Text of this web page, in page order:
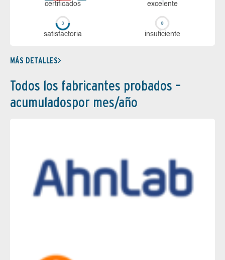
certi­ficados ex­ce­len­te
sa­tis­fac­to­ria in­su­fi­cien­te
MÁS DETALLES
Todos los fabricantes probados –
acumuladospor mes/año